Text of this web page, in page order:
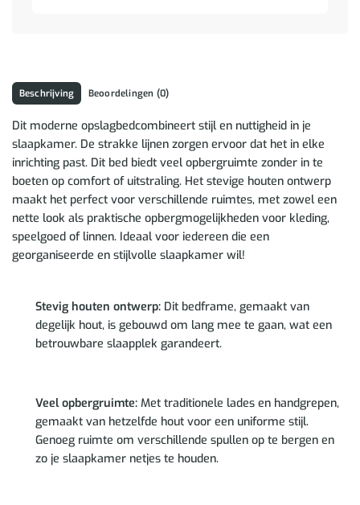
Beschrijving Beoordelingen (0)
Dit moderne opslagbedcombineert stijl en nuttigheid in je
slaapkamer. De strakke lijnen zorgen ervoor dat het in elke
inrichting past. Dit bed biedt veel opbergruimte zonder in te
boeten op comfort of uitstraling. Het stevige houten ontwerp
maakt het perfect voor verschillende ruimtes, met zowel een
nette look als praktische opbergmogelijkheden voor kleding,
speelgoed of linnen. Ideaal voor iedereen die een
georganiseerde en stijlvolle slaapkamer wil!
Stevig houten ontwerp:Dit bedframe, gemaakt van
degelijk hout, is gebouwd om lang mee te gaan, wat een
betrouwbare slaapplek garandeert.
Veel opbergruimte:Met traditionele lades en handgrepen,
gemaakt van hetzelfde hout voor een uniforme stijl.
Genoeg ruimte om verschillende spullen op te bergen en
zo je slaapkamer netjes te houden.